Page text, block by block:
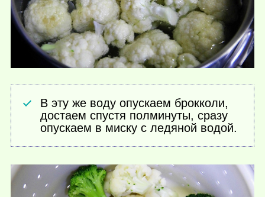
В эту же воду опускаем брокколи,
достаем спустя полминуты, сразу
опускаем в миску с ледяной водой.